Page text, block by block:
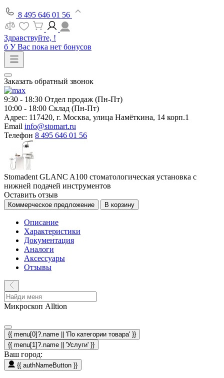
8 495 646 01 56
Здравствуйте, !
б У Вас пока нет бонусов
Заказать обратный звонок
9:30 - 18:30 Отдел продаж (Пн-Пт)
10:00 - 18:00 Склад (Пн-Пт)
Адрес: 117420, г. Москва, улица Намёткина, 14 корп.1
Email info@stomart.ru
Телефон 8 495 646 01 56
Stomadent GLANC A100 стоматологическая установка с
нижней подачей инструментов
Оставить отзыв
Коммерческое предложение В корзину
Описание
Характеристики
Документация
Аналоги
Аксессуары
Отзывы
Микроскоп Alltion
{{ menu[0]?.name || 'По категории товара' }}
{{ menu[1]?.name || 'Услуги' }}
Ваш город:
{{ authNameButton }}